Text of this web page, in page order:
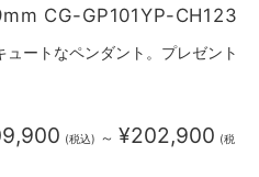
CG-GP101YP-CH123
ートなペンダント。プレゼント
(税込) ～ ¥202,900 (税